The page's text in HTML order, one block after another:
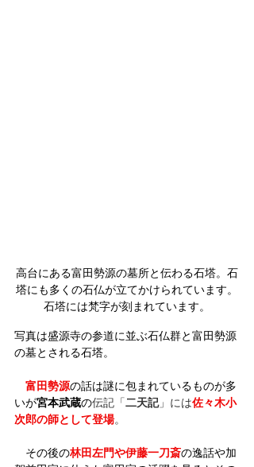
高台にある富田勢源の墓所と伝わる石塔。石
塔にも多くの石仏が立てかけられています。
石塔には梵字が刻まれています。
写真は盛源寺の参道に並ぶ石仏群と富田勢源
の墓とされる石塔。
富田勢源の話は謎に包まれているものが多
いが宮本武蔵の伝記「二天記」には佐々木小
次郎の師として登場。
その後の林田左門や伊藤一刀斎の逸話や加